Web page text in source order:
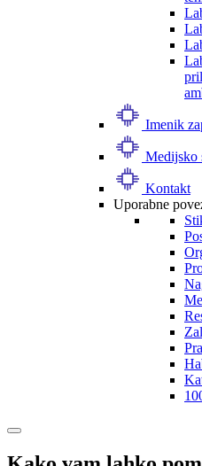
Imenik
Medijsko
Kontakt
Uporabne